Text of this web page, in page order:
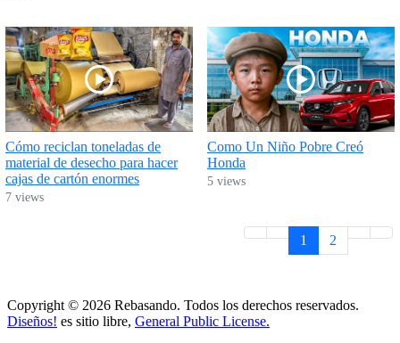
Cómo reciclan toneladas de
material de desecho para hacer
cajas de cartón enormes
7 views
Como Un Niño Pobre Creó
Honda
5 views
1 2
Copyright © 2026 Rebasando. Todos los derechos reservados.
Diseños! es sitio libre, General Public License.